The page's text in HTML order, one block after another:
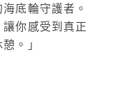
底輪守護者。
你感受到真正
憩。」